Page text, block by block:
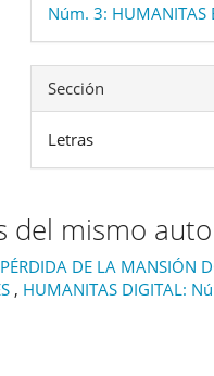
Núm. 3: HUMANITAS
Sección
Letras
del mismo
DE LA MANSIÓN
, HUMANITAS DIGITAL: